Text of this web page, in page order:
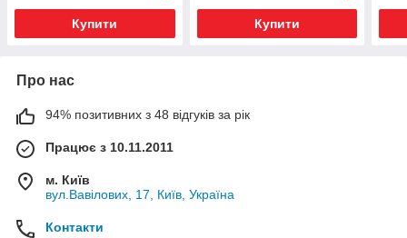
Купити Купити
Про нас
94% позитивних з 48 відгуків за рік
Працює з 10.11.2011
м. Київ
вул.Вавілових, 17, Київ, Україна
Контакти